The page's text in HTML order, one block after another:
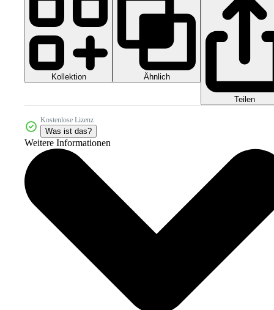
Kollektion Ähnlich
Teilen
Kostenlose Lizenz
Was ist das?
Weitere Informationen